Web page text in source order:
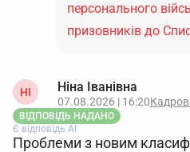
персонального
призовників до
НІ Ніна Іванівна
07.08.2026 | 16:20
ВІДПОВІДЬ НАДАНО
Є відповідь АІ
Проблеми з новим